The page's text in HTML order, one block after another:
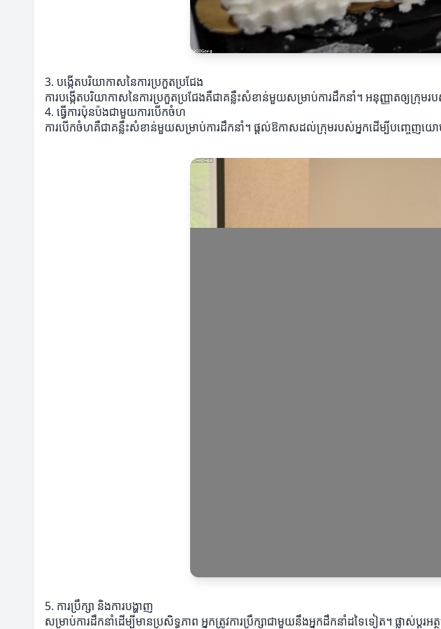
3. បង្កើតបរិយាកាសនៃការប្រកួតប្រជែង
ការបង្កើតបរិយាកាសនៃការប្រកួតប្រជែងគឺជាគន្លឹះសំខាន់មួយសម្រាប់ការដឹកនាំ។ អនុញ្ញាតឲ្យក្រុមរ
4. ធ្វើការប៉ុនប៉ងជាមួយការបើកចំហ
ការបើកចំហគឺជាគន្លឹះសំខាន់មួយសម្រាប់ការដឹកនាំ។ ផ្ដល់ឱកាសដល់ក្រុមរបស់អ្នកដើម្បីបញ្ចេញយ
5. ការប្រឹក្សា និងការបង្ហាញ
សម្រាប់ការដឹកនាំដើម្បីមានប្រសិទ្ធភាព អ្នកត្រូវការប្រឹក្សាជាមួយនឹងអ្នកដឹកនាំដទៃទៀត។ ផ្លាស់